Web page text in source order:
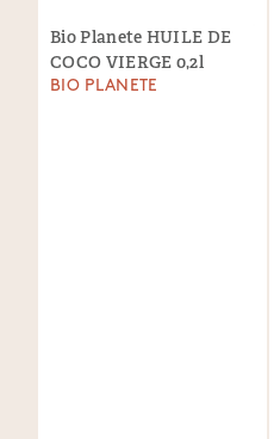
Bio Planete HUILE DE
COCO VIERGE 0,2l
BIO PLANETE